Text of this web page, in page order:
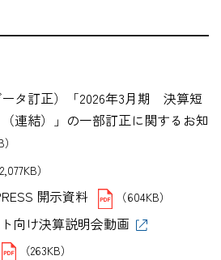
ータ訂正）「2026年3月期 決算短
連結）」の一部訂正に関するお知
2,077KB）
開示資料 （604KB）
向け決算説明会動画
（263KB）